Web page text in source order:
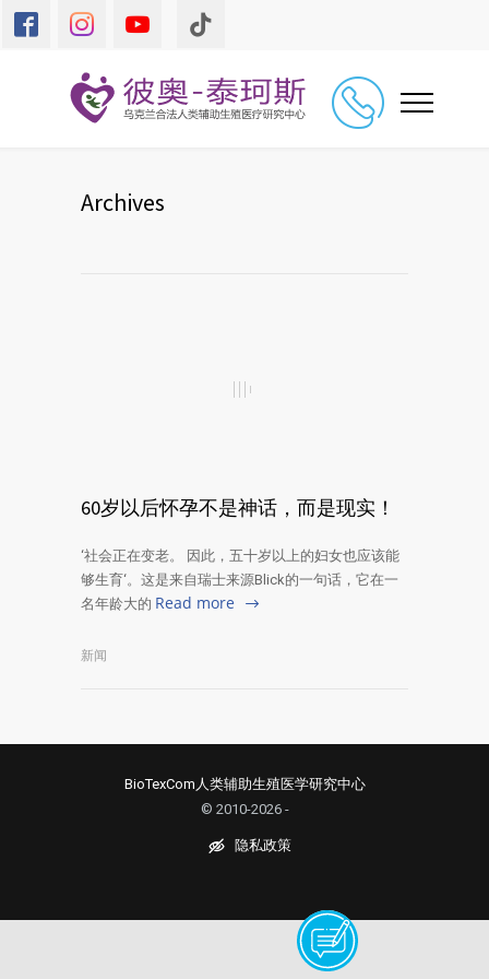
Archives
60岁以后怀孕不是神话，而是现实！
‘社会正在变老。 因此，五十岁以上的妇女也应该能
够生育‘。这是来自瑞士来源Blick的一句话，它在一
名年龄大的 Read more
新闻
© 2010-2026 -
BioTexCom人类辅助生殖医学研究中心
隐私政策